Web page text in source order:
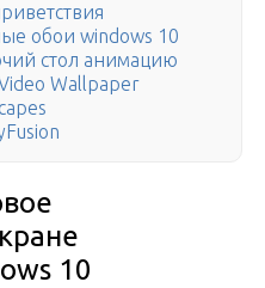
обои windows 10
стол анимацию
Wallpaper
10